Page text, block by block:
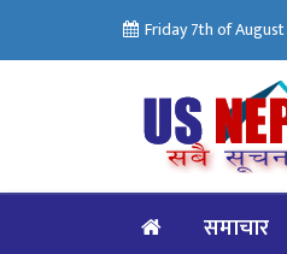
Friday 7th of
समाचार